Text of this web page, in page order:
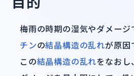
梅雨の時期の湿気やダメージ
チンの結晶構造の乱れが原因
この結晶構造の乱れをなおし